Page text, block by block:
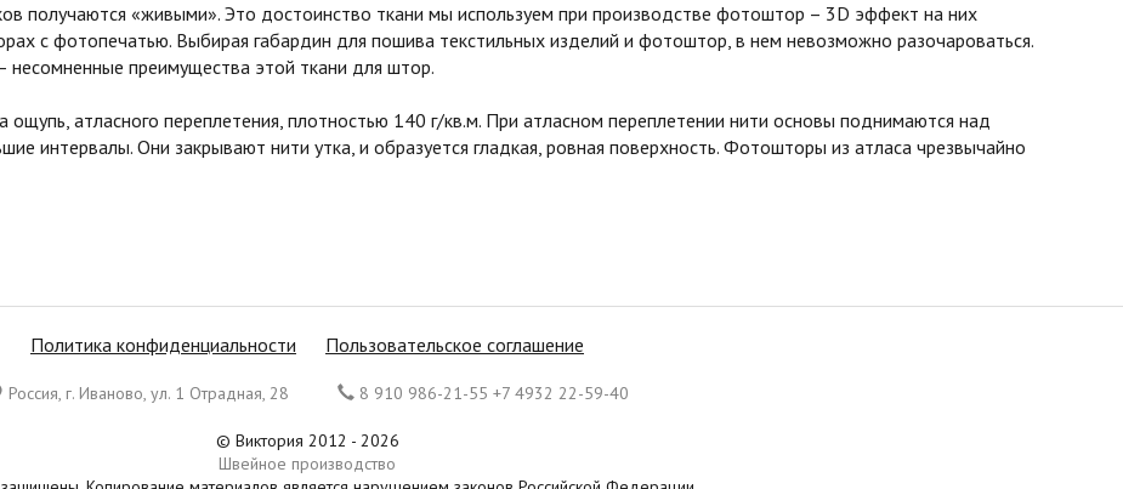
получаются «живыми». Это достоинство ткани мы используем при производстве фотоштор – 3D эффект на них
с фотопечатью. Выбирая габардин для пошива текстильных изделий и фотоштор, в нем невозможно разочароваться.
несомненные преимущества этой ткани для штор.
ощупь, атласного переплетения, плотностью 140 г/кв.м. При атласном переплетении нити основы поднимаются над
интервалы. Они закрывают нити утка, и образуется гладкая, ровная поверхность. Фотошторы из атласа чрезвычайно
Политика конфиденциальности Пользовательское соглашение
Россия, г. Иваново, ул. 1 Отрадная, 28 8 910 986-21-55 +7 4932 22-59-40
© Виктория 2012 - 2026
Швейное производство